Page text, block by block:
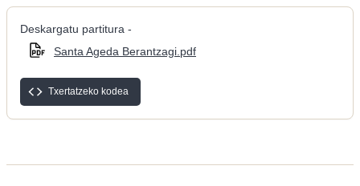
Deskargatu partitura -
Santa Ageda Berantzagi.pdf
Txertatzeko kodea